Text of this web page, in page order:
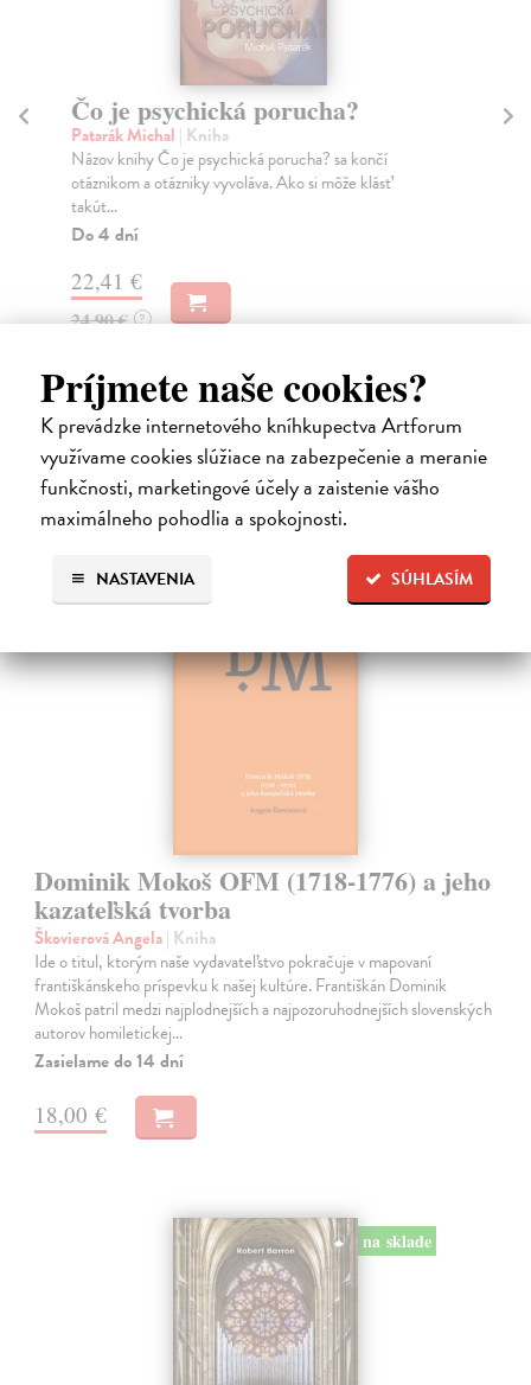
Príjmete naše cookies?
K prevádzke internetového kníhkupectva Artforum
využívame cookies slúžiace na zabezpečenie a meranie
funkčnosti, marketingové účely a zaistenie vášho
maximálneho pohodlia a spokojnosti.
SÚHLASÍM
NASTAVENIA
Čo je psychická porucha?
Patarák Michal | Kniha
Názov knihy Čo je psychická porucha? sa končí
otáznikom a otázniky vyvoláva. Ako si môže klásť
takút...
Do 4 dní
22,41 €
24,90 € ?
Ďalšie z kategórie kresťanstvo a
judaizmus
Dominik Mokoš OFM (1718-1776) a jeho
kazateľská tvorba
Škovierová Angela| Kniha
Ide o titul, ktorým naše vydavateľstvo pokračuje v mapovaní
františkánskeho príspevku k našej kultúre. Františkán Dominik
Mokoš patril medzi najplodnejších a najpozoruhodnejších slovenských
autorov homiletickej…
Zasielame do 14 dní
18,00 €
na sklade